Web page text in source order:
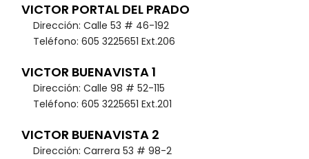
VICTOR PORTAL DEL PRADO
Dirección: Calle 53 # 46-192
Teléfono: 605 3225651 Ext.206
VICTOR BUENAVISTA 1
Dirección: Calle 98 # 52-115
Teléfono: 605 3225651 Ext.201
VICTOR BUENAVISTA 2
Dirección: Carrera 53 # 98-2